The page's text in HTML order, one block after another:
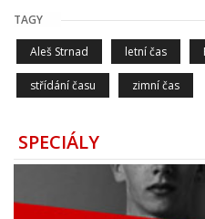
TAGY
Aleš Strnad letní čas
střídání času zimní čas
SPECIÁLY